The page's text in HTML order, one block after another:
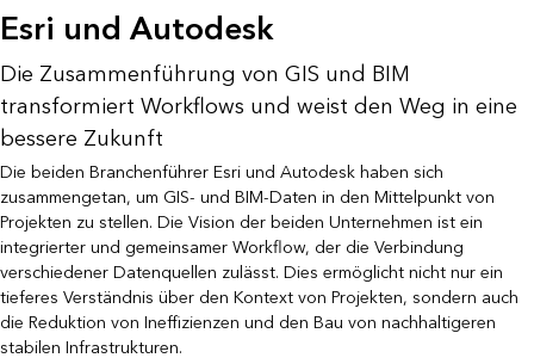
Esri und Autodesk
Die Zusammenführung von GIS und BIM
transformiert Workflows und weist den Weg in eine
bessere Zukunft
Die beiden Branchenführer Esri und Autodesk haben sich
zusammengetan, um GIS- und BIM-Daten in den Mittelpunkt von
Projekten zu stellen. Die Vision der beiden Unternehmen ist ein
integrierter und gemeinsamer Workflow, der die Verbindung
verschiedener Datenquellen zulässt. Dies ermöglicht nicht nur ein
tieferes Verständnis über den Kontext von Projekten, sondern auch
die Reduktion von Ineffizienzen und den Bau von nachhaltigeren
stabilen Infrastrukturen.